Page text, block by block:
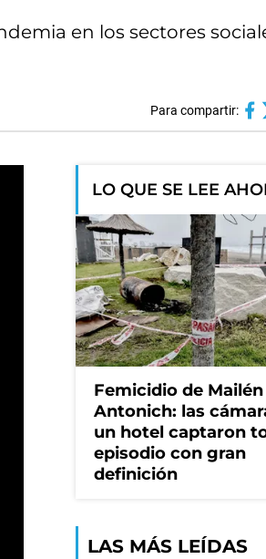
en los sectores
Para compartir:
LO QUE SE LEE
Femicidio de Mailén
Antonich: las
un hotel captaron
episodio con gran
definición
LAS MÁS LEÍDAS